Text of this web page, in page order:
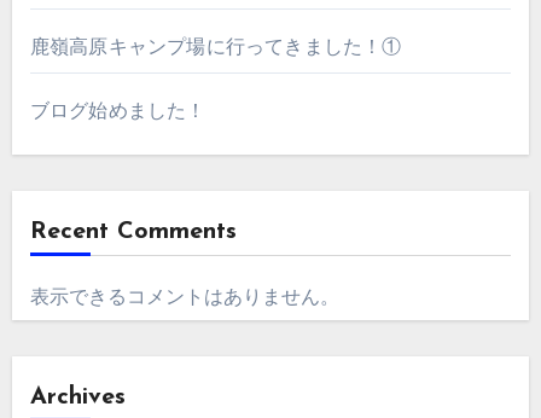
鹿嶺高原キャンプ場に行ってきました！①
ブログ始めました！
Recent Comments
表示できるコメントはありません。
Archives